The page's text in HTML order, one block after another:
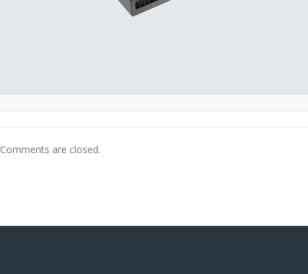
Comments are closed.